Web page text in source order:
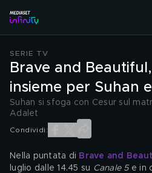
SERIE TV
Brave and
insieme per Suhan
Suhan si sfoga con Cesur sul
Adalet
Condividi:
Nella puntata di Brave and
luglio dalle 14.45 su Canale 5 e in